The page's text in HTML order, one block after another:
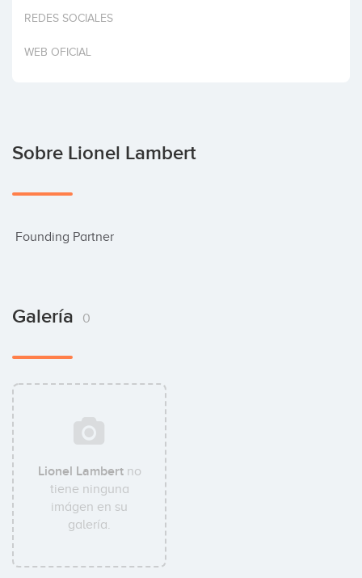
Invertir
REDES SOCIALES
WEB OFICIAL
Sobre Lionel Lambert
Founding Partner
Galería 0
Lionel Lambertno
tiene ninguna
imágen en su
galería.